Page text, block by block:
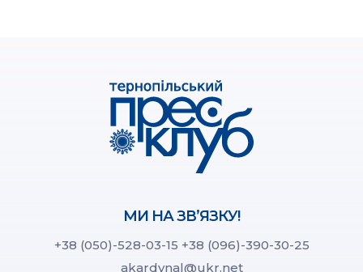
МИ НА ЗВ’ЯЗКУ!
+38 (050)-528-03-15 +38 (096)-390-30-25
akardynal@ukr.net